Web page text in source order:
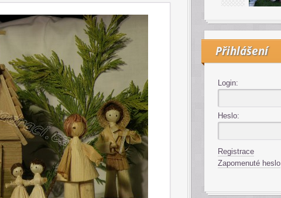
Přihlášení
Login:
Heslo:
Registrace
Zapomenuté heslo